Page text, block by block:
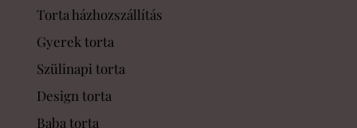
Torta házhozszállítás
Gyerek torta
Szülinapi torta
Design torta
Baba torta